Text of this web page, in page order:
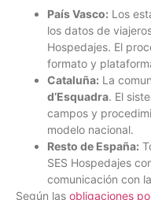
País Vasco: Los
los datos de
Hospedajes. El
formato y
Cataluña: La
d’Esquadra. El
campos y
modelo nacional.
Resto de España:
SES Hospedajes
comunicación con
Según las obligaciones